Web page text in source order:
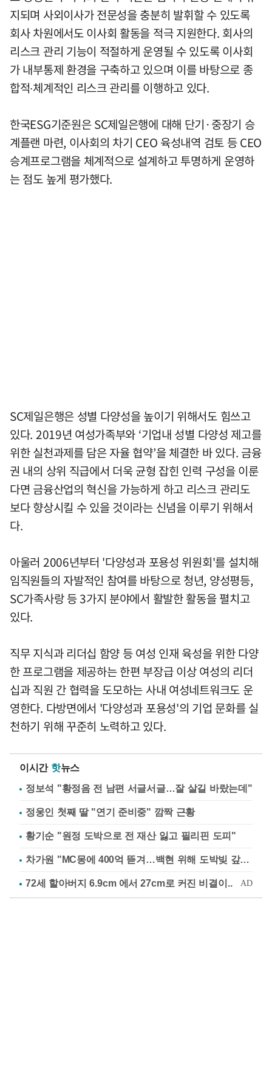
지되며 사외이사가 전문성을 충분히 발휘할 수 있도록
회사 차원에서도 이사회 활동을 적극 지원한다. 회사의
리스크 관리 기능이 적절하게 운영될 수 있도록 이사회
가 내부통제 환경을 구축하고 있으며 이를 바탕으로 종
합적∙체계적인 리스크 관리를 이행하고 있다.
한국ESG기준원은 SC제일은행에 대해 단기·중장기 승
계플랜 마련, 이사회의 차기 CEO 육성내역 검토 등 CEO
승계프로그램을 체계적으로 설계하고 투명하게 운영하
는 점도 높게 평가했다.
SC제일은행은 성별 다양성을 높이기 위해서도 힘쓰고
있다. 2019년 여성가족부와 ‘기업내 성별 다양성 제고를
위한 실천과제를 담은 자율 협약’을 체결한 바 있다. 금융
권 내의 상위 직급에서 더욱 균형 잡힌 인력 구성을 이룬
다면 금융산업의 혁신을 가능하게 하고 리스크 관리도
보다 향상시킬 수 있을 것이라는 신념을 이루기 위해서
다.
아울러 2006년부터 '다양성과 포용성 위원회'를 설치해
임직원들의 자발적인 참여를 바탕으로 청년, 양성평등,
SC가족사랑 등 3가지 분야에서 활발한 활동을 펼치고
있다.
직무 지식과 리더십 함양 등 여성 인재 육성을 위한 다양
한 프로그램을 제공하는 한편 부장급 이상 여성의 리더
십과 직원 간 협력을 도모하는 사내 여성네트워크도 운
영한다. 다방면에서 '다양성과 포용성'의 기업 문화를 실
천하기 위해 꾸준히 노력하고 있다.
이시간 핫뉴스
정보석 "황정음 전 남편 서글서글…잘 살길 바랐는데"
정웅인 첫째 딸 "연기 준비중" 깜짝 근황
황기순 "원정 도박으로 전 재산 잃고 필리핀 도피"
차가원 "MC몽에 400억 뜯겨…백현 위해 도박빚 갚아줘"